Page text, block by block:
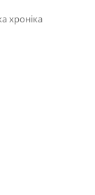
хроніка